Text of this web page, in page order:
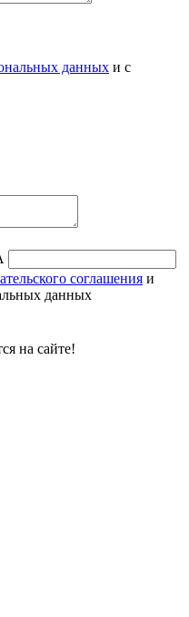
данных и с
соглашения и
данных
на сайте!